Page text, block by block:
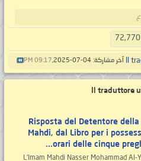
Il آخر مشاركة: 04-07-2025, 09:17 PM
Il traduttore
Risposta del Detentore della
Mahdi, dal Libro per i
orari delle cinque
- 1 - L'Imam Mahdi Nasser Mohammad